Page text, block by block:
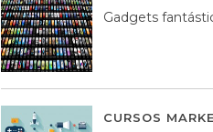
Gadgets
CURSOS